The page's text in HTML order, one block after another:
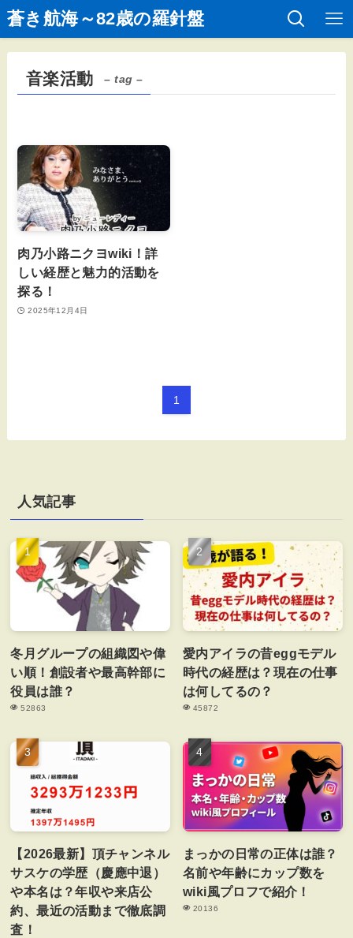
蒼き航海～82歳の羅針盤
音楽活動 – tag –
肉乃小路ニクヨwiki！詳
しい経歴と魅力的活動を
探る！
2025年12月4日
1
人気記事
冬月グループの組織図や偉
い順！創設者や最高幹部に
役員は誰？
52863
愛内アイラの昔eggモデル
時代の経歴は？現在の仕事
は何してるの？
45872
【2026最新】頂チャンネル
サスケの学歴（慶應中退）
や本名は？年収や来店公
約、最近の活動まで徹底調
査！
まっかの日常の正体は誰？
名前や年齢にカップ数を
wiki風プロフで紹介！
20136